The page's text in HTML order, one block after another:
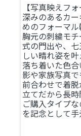
【写真映えフォ
深みのあるカ
めのフォーマル
胸元の刺繍モ
式の門出や、
しい晴れ姿を叶
落ち着いた色
影や家族写真で
前合わせで着
立てだから長時
ご購入タイプ
を記念として手